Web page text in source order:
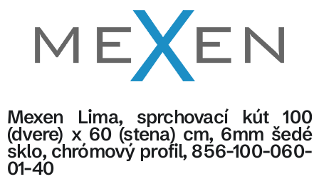
Mexen Lima, sprchovací kút 100
(dvere) x 60 (stena) cm, 6mm šedé
sklo, chrómový profil, 856-100-060-
01-40